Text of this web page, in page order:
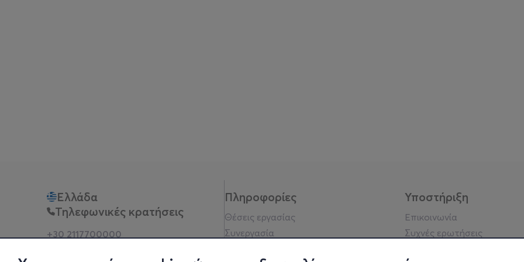
Ελλάδα
Τηλεφωνικές κρατήσεις
+30 2117700000
Φυσικά σημεία
Πληροφορίες
Θέσεις εργασίας
Συνεργασία
Υποστήριξη
Επικοινωνία
Συχνές ερωτήσεις